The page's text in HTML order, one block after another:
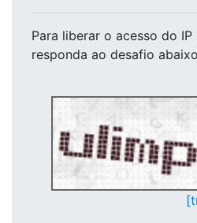
Para liberar o acesso do IP
responda ao desafio